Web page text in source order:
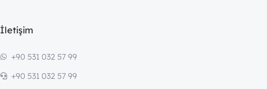
İletişim
+90 531 032 57 99
+90 531 032 57 99